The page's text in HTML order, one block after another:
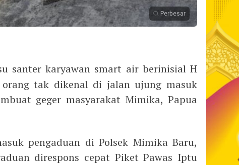
Perbesar
santer karyawan smart air berinisial H
tak dikenal di jalan ujung masuk
geger masyarakat Mimika, Papua
pengaduan di Polsek Mimika Baru,
direspons cepat Piket Pawas Iptu